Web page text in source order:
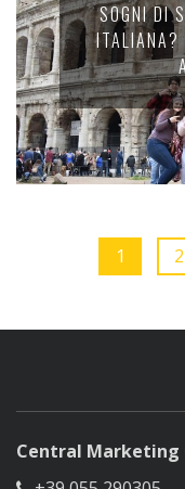
SOGNI DI
ITALIANA?
1 2
Central Marketing